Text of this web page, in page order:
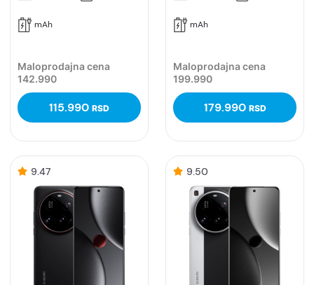
mAh
Maloprodajna cena
142.990
115.990 RSD
mAh
Maloprodajna cena
199.990
179.990 RSD
9.47 9.50